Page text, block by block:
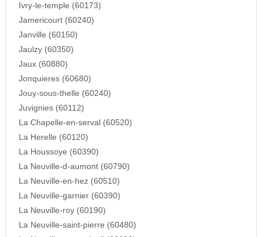
Ivry-le-temple (60173)
Jamericourt (60240)
Janville (60150)
Jaulzy (60350)
Jaux (60880)
Jonquieres (60680)
Jouy-sous-thelle (60240)
Juvignies (60112)
La Chapelle-en-serval (60520)
La Herelle (60120)
La Houssoye (60390)
La Neuville-d-aumont (60790)
La Neuville-en-hez (60510)
La Neuville-garnier (60390)
La Neuville-roy (60190)
La Neuville-saint-pierre (60480)